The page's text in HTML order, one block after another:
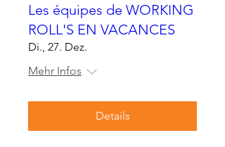
Les équipes de WORKING
ROLL'S EN VACANCES
Di., 27. Dez.
Mehr Infos
Details